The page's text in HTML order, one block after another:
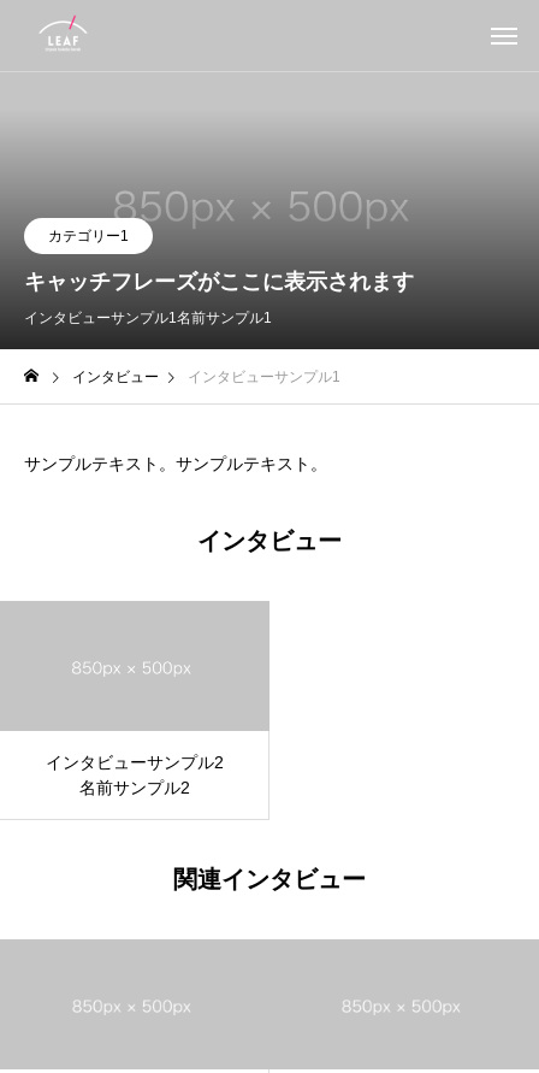
カテゴリー1
キャッチフレーズがここに表示されます
インタビューサンプル1名前サンプル1
インタビュー インタビューサンプル1
サンプルテキスト。サンプルテキスト。
インタビュー
インタビューサンプル2
名前サンプル2
関連インタビュー